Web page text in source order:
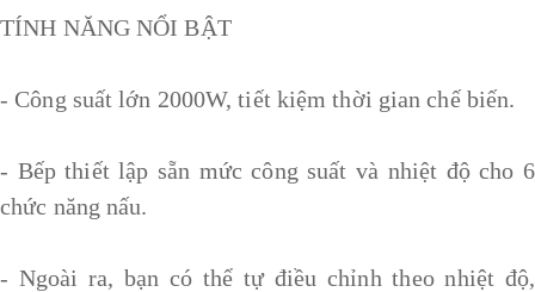
TÍNH NĂNG NỔI BẬT
- Công suất lớn 2000W, tiết kiệm thời gian chế biến.
- Bếp thiết lập sẵn mức công suất và nhiệt độ cho 6
chức năng nấu.
- Ngoài ra, bạn có thể tự điều chỉnh theo nhiệt độ,